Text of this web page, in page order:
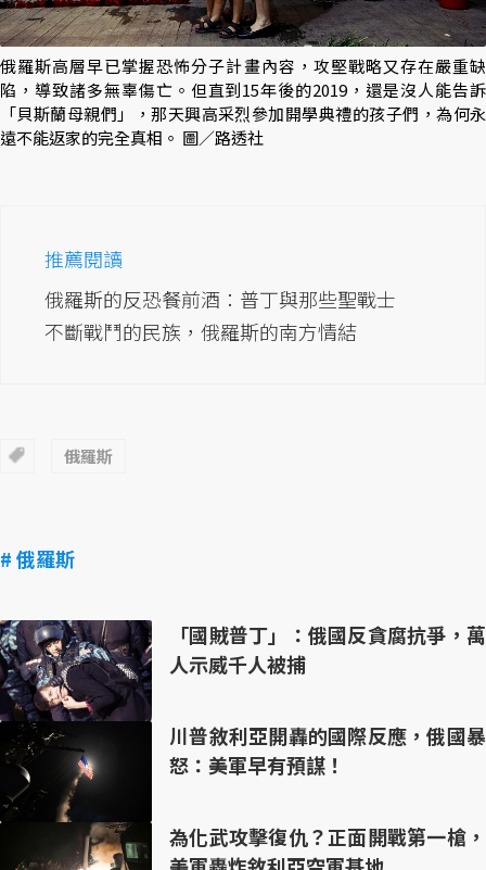
俄羅斯高層早已掌握恐怖分子計畫內容，攻堅戰略又存在嚴重缺
陷，導致諸多無辜傷亡。但直到15年後的2019，還是沒人能告訴
「貝斯蘭母親們」，那天興高采烈參加開學典禮的孩子們，為何永
遠不能返家的完全真相。 圖／路透社
推薦閱讀
俄羅斯的反恐餐前酒：普丁與那些聖戰士
不斷戰鬥的民族，俄羅斯的南方情結
俄羅斯
# 俄羅斯
「國賊普丁」：俄國反貪腐抗爭，萬
人示威千人被捕
川普敘利亞開轟的國際反應，俄國暴
怒：美軍早有預謀！
為化武攻擊復仇？正面開戰第一槍，